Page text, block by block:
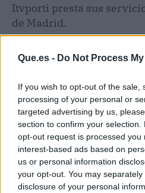
Que.es - Do Not Process
If you wish to opt-out of the sale,
processing of your personal or
targeted advertising by us,
section to confirm your
opt-out request is processed you
interest-based ads based on
us or personal information
your opt-out. You may
disclosure of your personal
Itvporti presta sus
de Madrid.